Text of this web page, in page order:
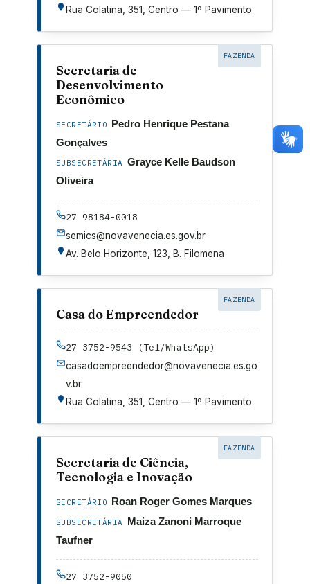
Rua Colatina, 351, Centro — 1º Pavimento
FAZENDA
Secretaria de
Desenvolvimento
Econômico
SECRETÁRIO Pedro Henrique Pestana
Gonçalves
SUBSECRETÁRIA Grayce Kelle Baudson
Oliveira
27 98184-0018
semics@novavenecia.es.gov.br
Av. Belo Horizonte, 123, B. Filomena
FAZENDA
Casa do Empreendedor
27 3752-9543 (Tel/WhatsApp)
casadoempreendedor@novavenecia.es.go
v.br
Rua Colatina, 351, Centro — 1º Pavimento
FAZENDA
Secretaria de Ciência,
Tecnologia e Inovação
SECRETÁRIO Roan Roger Gomes Marques
SUBSECRETÁRIA
Maiza Zanoni Marroque
Taufner
27 3752-9050